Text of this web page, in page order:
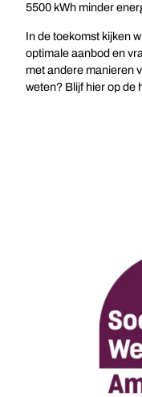
5500 kWh minder
In de toekomst kijken
optimale aanbod en
met andere manieren
weten? Blijf hier op de